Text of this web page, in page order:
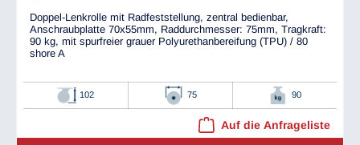
Doppel-Lenkrolle mit Radfeststellung, zentral bedienbar,
Anschraubplatte 70x55mm, Raddurchmesser: 75mm, Tragkraft:
90 kg, mit spurfreier grauer Polyurethanbereifung (TPU) / 80
shore A
102 75 90
Auf die Anfrageliste